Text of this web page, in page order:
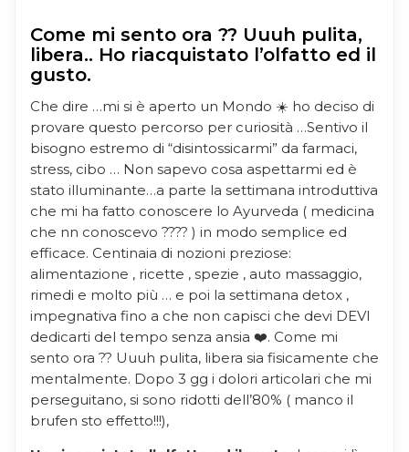
Come mi sento ora ?? Uuuh pulita,
libera.. Ho riacquistato l’olfatto ed il
gusto.
Che dire …mi si è aperto un Mondo ☀️ ho deciso di
provare questo percorso per curiosità …Sentivo il
bisogno estremo di “disintossicarmi” da farmaci,
stress, cibo … Non sapevo cosa aspettarmi ed è
stato illuminante…a parte la settimana introduttiva
che mi ha fatto conoscere lo Ayurveda ( medicina
che nn conoscevo ???? ) in modo semplice ed
efficace. Centinaia di nozioni preziose:
alimentazione , ricette , spezie , auto massaggio,
rimedi e molto più … e poi la settimana detox ,
impegnativa fino a che non capisci che devi DEVI
dedicarti del tempo senza ansia ❤️. Come mi
sento ora ?? Uuuh pulita, libera sia fisicamente che
mentalmente. Dopo 3 gg i dolori articolari che mi
perseguitano, si sono ridotti dell’80% ( manco il
brufen sto effetto!!!),